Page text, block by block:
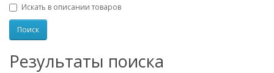
Искать в описании товаров
Результаты поиска